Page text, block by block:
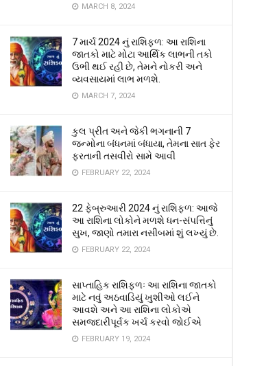
MARCH 8, 2024
7 માર્ચ 2024 નું રાશિફળ: આ રાશિના
જાતકો માટે મોટા આર્થિક લાભની તકો
ઉભી થઈ રહી છે, તેમને નોકરી અને
વ્યવસાયમાં લાભ મળશે.
MARCH 7, 2024
કુલ પ્રીત અને જેકી ભગનાની 7
જન્મોના બંધનમાં બંધાયા, તેમના સાત ફેર
ફરતાની તસવીરો સામે આવી
FEBRUARY 22, 2024
22 ફેબ્રુઆરી 2024 નું રાશિફળ: આજે
આ રાશિના લોકોને મળશે ધન-સંપત્તિનું
સુખ, જાણો તમારા નસીબમાં શું લખ્યું છે.
FEBRUARY 22, 2024
સાપ્તાહિક રાશિફળઃ આ રાશિના જાતકો
માટે નવું અઠવાડિયું ખુશીઓ લઈને
આવશે અને આ રાશિના લોકોએ
સમજદારીપૂર્વક ખર્ચ કરવો જોઈએ
FEBRUARY 19, 2024